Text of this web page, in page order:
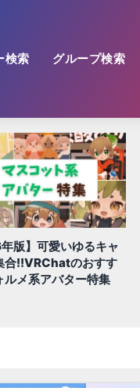
検索 グループ検索
版】可愛いゆるキャ
合!!VRChatのおすす
ルメ系アバター特集